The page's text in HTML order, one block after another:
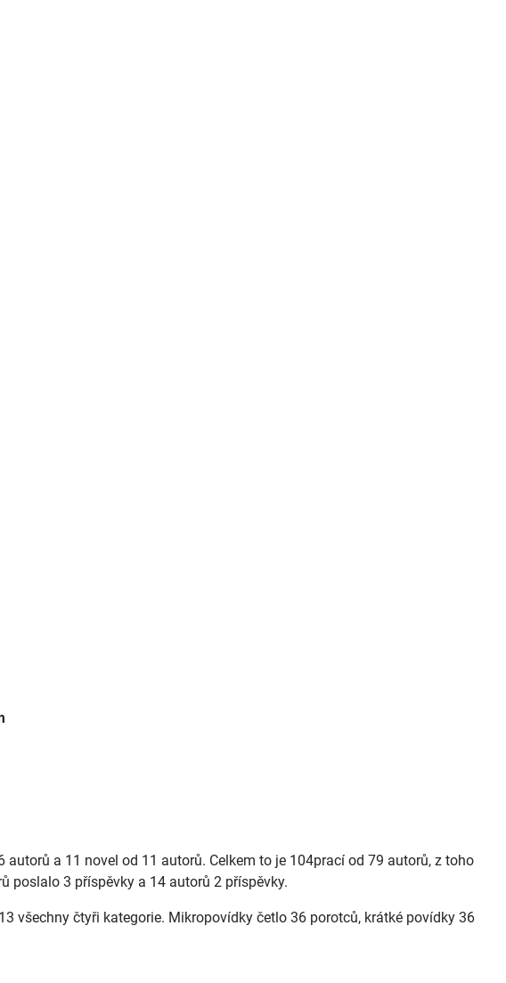
a 11 novel od 11 autorů. Celkem to je 104prací od 79 autorů, z toho
poslalo 3 příspěvky a 14 autorů 2 příspěvky.
všechny čtyři kategorie. Mikropovídky četlo 36 porotců, krátké povídky 36